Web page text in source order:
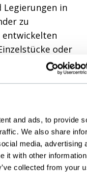
and ads, to provide
We also share
media, advertising
it with other
collected from your
Legierungen in
zu
entwickelten
oder
gerecht zu
und
werden die
von einer